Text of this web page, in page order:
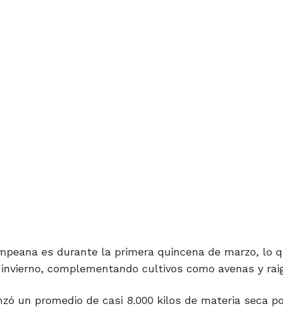
es durante la primera quincena de marzo, lo
complementando cultivos como avenas y
un promedio de casi 8.000 kilos de materia seca